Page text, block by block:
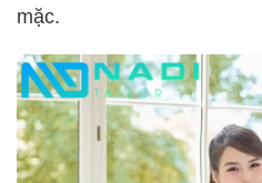
mặc.